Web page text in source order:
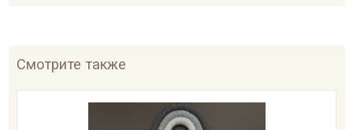
Смотрите также